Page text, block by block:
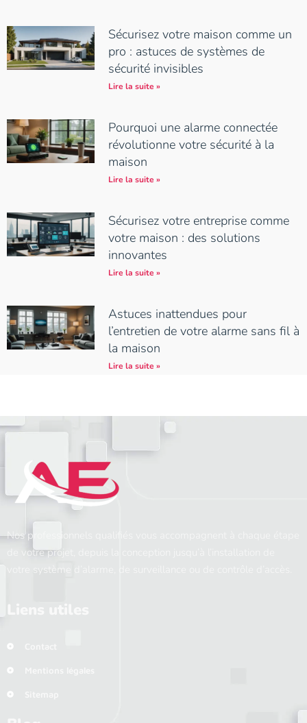
Sécurisez votre maison comme un
pro : astuces de systèmes de
sécurité invisibles
Lire la suite »
Pourquoi une alarme connectée
révolutionne votre sécurité à la
maison
Lire la suite »
Sécurisez votre entreprise comme
votre maison : des solutions
innovantes
Lire la suite »
Astuces inattendues pour
l’entretien de votre alarme sans fil à
la maison
Lire la suite »
Nos professionnels qualifiés vous accompagnent à chaque étape
de votre projet, depuis la conception jusqu’à l’installation de
votre système d’alarme, de surveillance ou de contrôle d’accès.
Liens utiles